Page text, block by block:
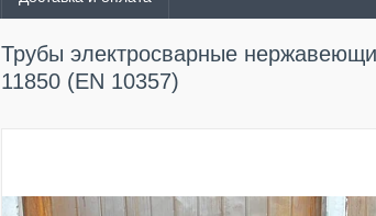
Трубы электросварные
11850 (EN 10357)